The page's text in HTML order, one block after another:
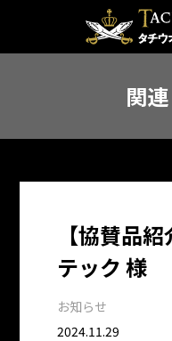
関
【協賛品
テック 様
お知らせ
2024.11.29